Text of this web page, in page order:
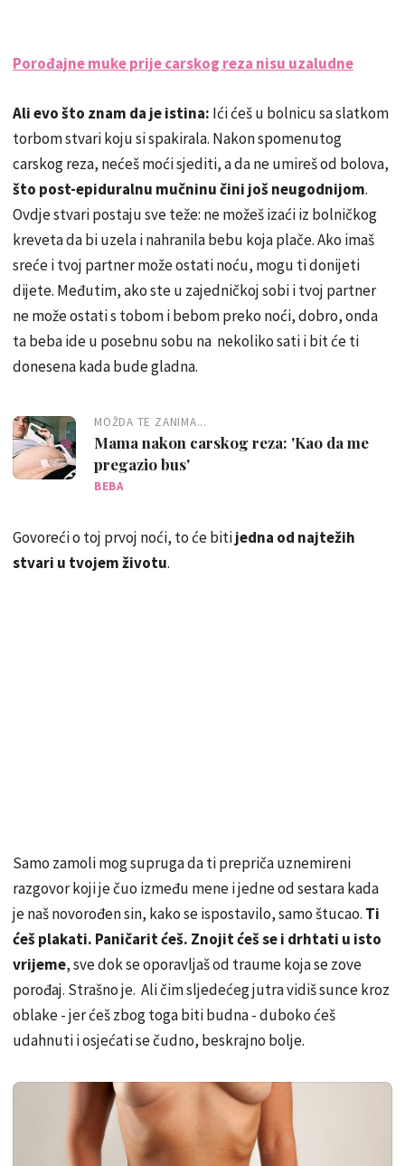
Porođajne muke prije carskog reza nisu uzaludne
Ali evo što znam da je istina: Ići ćeš u bolnicu sa slatkom
torbom stvari koju si spakirala. Nakon spomenutog
carskog reza, nećeš moći sjediti, a da ne umireš od bolova,
što post-epiduralnu mučninu čini još neugodnijom.
Ovdje stvari postaju sve teže: ne možeš izaći iz bolničkog
kreveta da bi uzela i nahranila bebu koja plače. Ako imaš
sreće i tvoj partner može ostati noću, mogu ti donijeti
dijete. Međutim, ako ste u zajedničkoj sobi i tvoj partner
ne može ostati s tobom i bebom preko noći, dobro, onda
ta beba ide u posebnu sobu na nekoliko sati i bit će ti
donesena kada bude gladna.
MOŽDA TE ZANIMA...
Mama nakon carskog reza: 'Kao da me
pregazio bus'
BEBA
Govoreći o toj prvoj noći, to će bitijedna od najtežih
stvari u tvojem životu.
Samo zamoli mog supruga da ti prepriča uznemireni
razgovor koji je čuo između mene i jedne od sestara kada
je naš novorođen sin, kako se ispostavilo, samo štucao. Ti
ćeš plakati. Paničarit ćeš. Znojit ćeš se i drhtati u isto
vrijeme, sve dok se oporavljaš od traume koja se zove
porođaj. Strašno je. Ali čim sljedećeg jutra vidiš sunce kroz
oblake - jer ćeš zbog toga biti budna - duboko ćeš
udahnuti i osjećati se čudno, beskrajno bolje.